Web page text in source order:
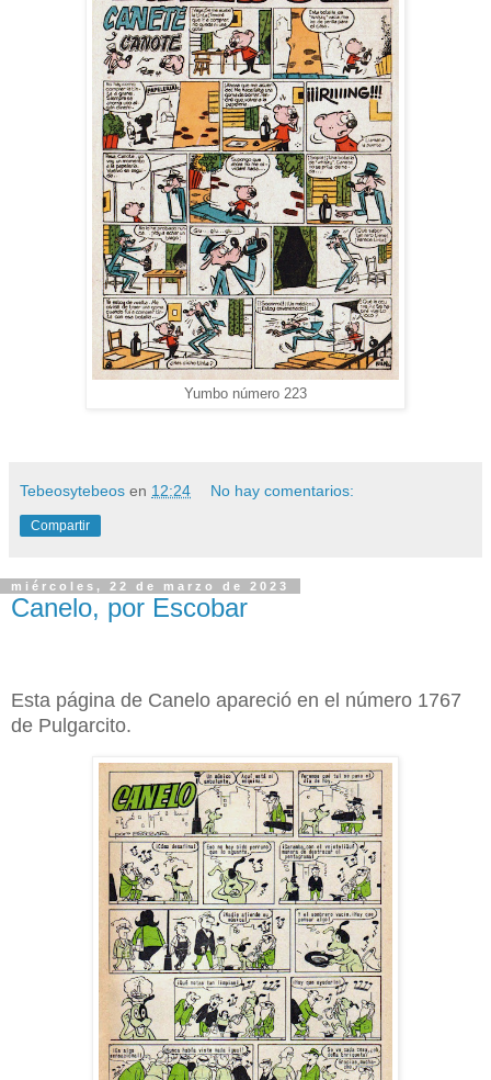
Yumbo número 223
Tebeosytebeos en 12:24 No hay comentarios:
Compartir
miércoles, 22 de marzo de 2023
Canelo, por Escobar
Esta página de Canelo apareció en el número 1767
de Pulgarcito.